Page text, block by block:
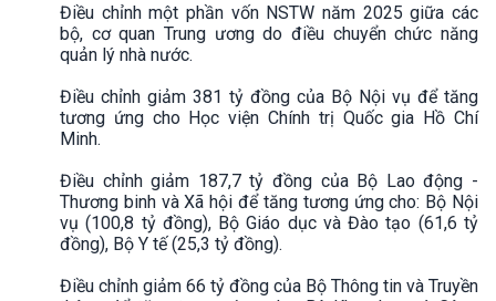
Điều chỉnh một phần vốn NSTW năm 2025 giữa các
bộ, cơ quan Trung ương do điều chuyển chức năng
quản lý nhà nước.
Điều chỉnh giảm 381 tỷ đồng của Bộ Nội vụ để tăng
tương ứng cho Học viện Chính trị Quốc gia Hồ Chí
Minh.
Điều chỉnh giảm 187,7 tỷ đồng của Bộ Lao động -
Thương binh và Xã hội để tăng tương ứng cho: Bộ Nội
vụ (100,8 tỷ đồng), Bộ Giáo dục và Đào tạo (61,6 tỷ
đồng), Bộ Y tế (25,3 tỷ đồng).
Điều chỉnh giảm 66 tỷ đồng của Bộ Thông tin và Truyền